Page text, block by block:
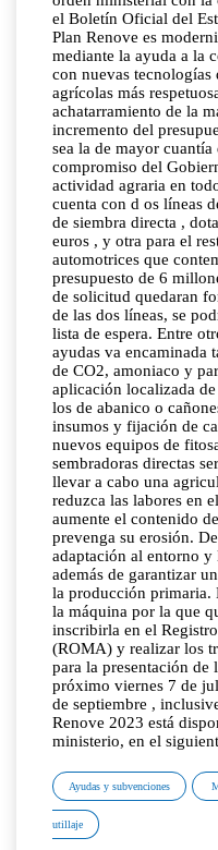
el Boletín Oficial del
Plan Renove es
mediante la ayuda a la
con nuevas tecnologías
agrícolas más
achatarramiento de la
incremento del
sea la de mayor
compromiso del
actividad agraria en
cuenta con d os líneas
de siembra directa ,
euros , y otra para el
automotrices que
presupuesto de 6
de solicitud quedaran
de las dos líneas, se
lista de espera. Entre
ayudas va encaminada
de CO2, amoniaco y
aplicación localizada
los de abanico o
insumos y fijación de
nuevos equipos de
sembradoras directas
llevar a cabo una
reduzca las labores en
aumente el contenido
prevenga su erosión.
adaptación al entorno
además de garantizar
la producción primaria.
la máquina por la que
inscribirla en el
(ROMA) y realizar los
para la presentación de
próximo viernes 7 de
de septiembre ,
Renove 2023 está
ministerio, en el
Ayudas y subvenciones
utillaje